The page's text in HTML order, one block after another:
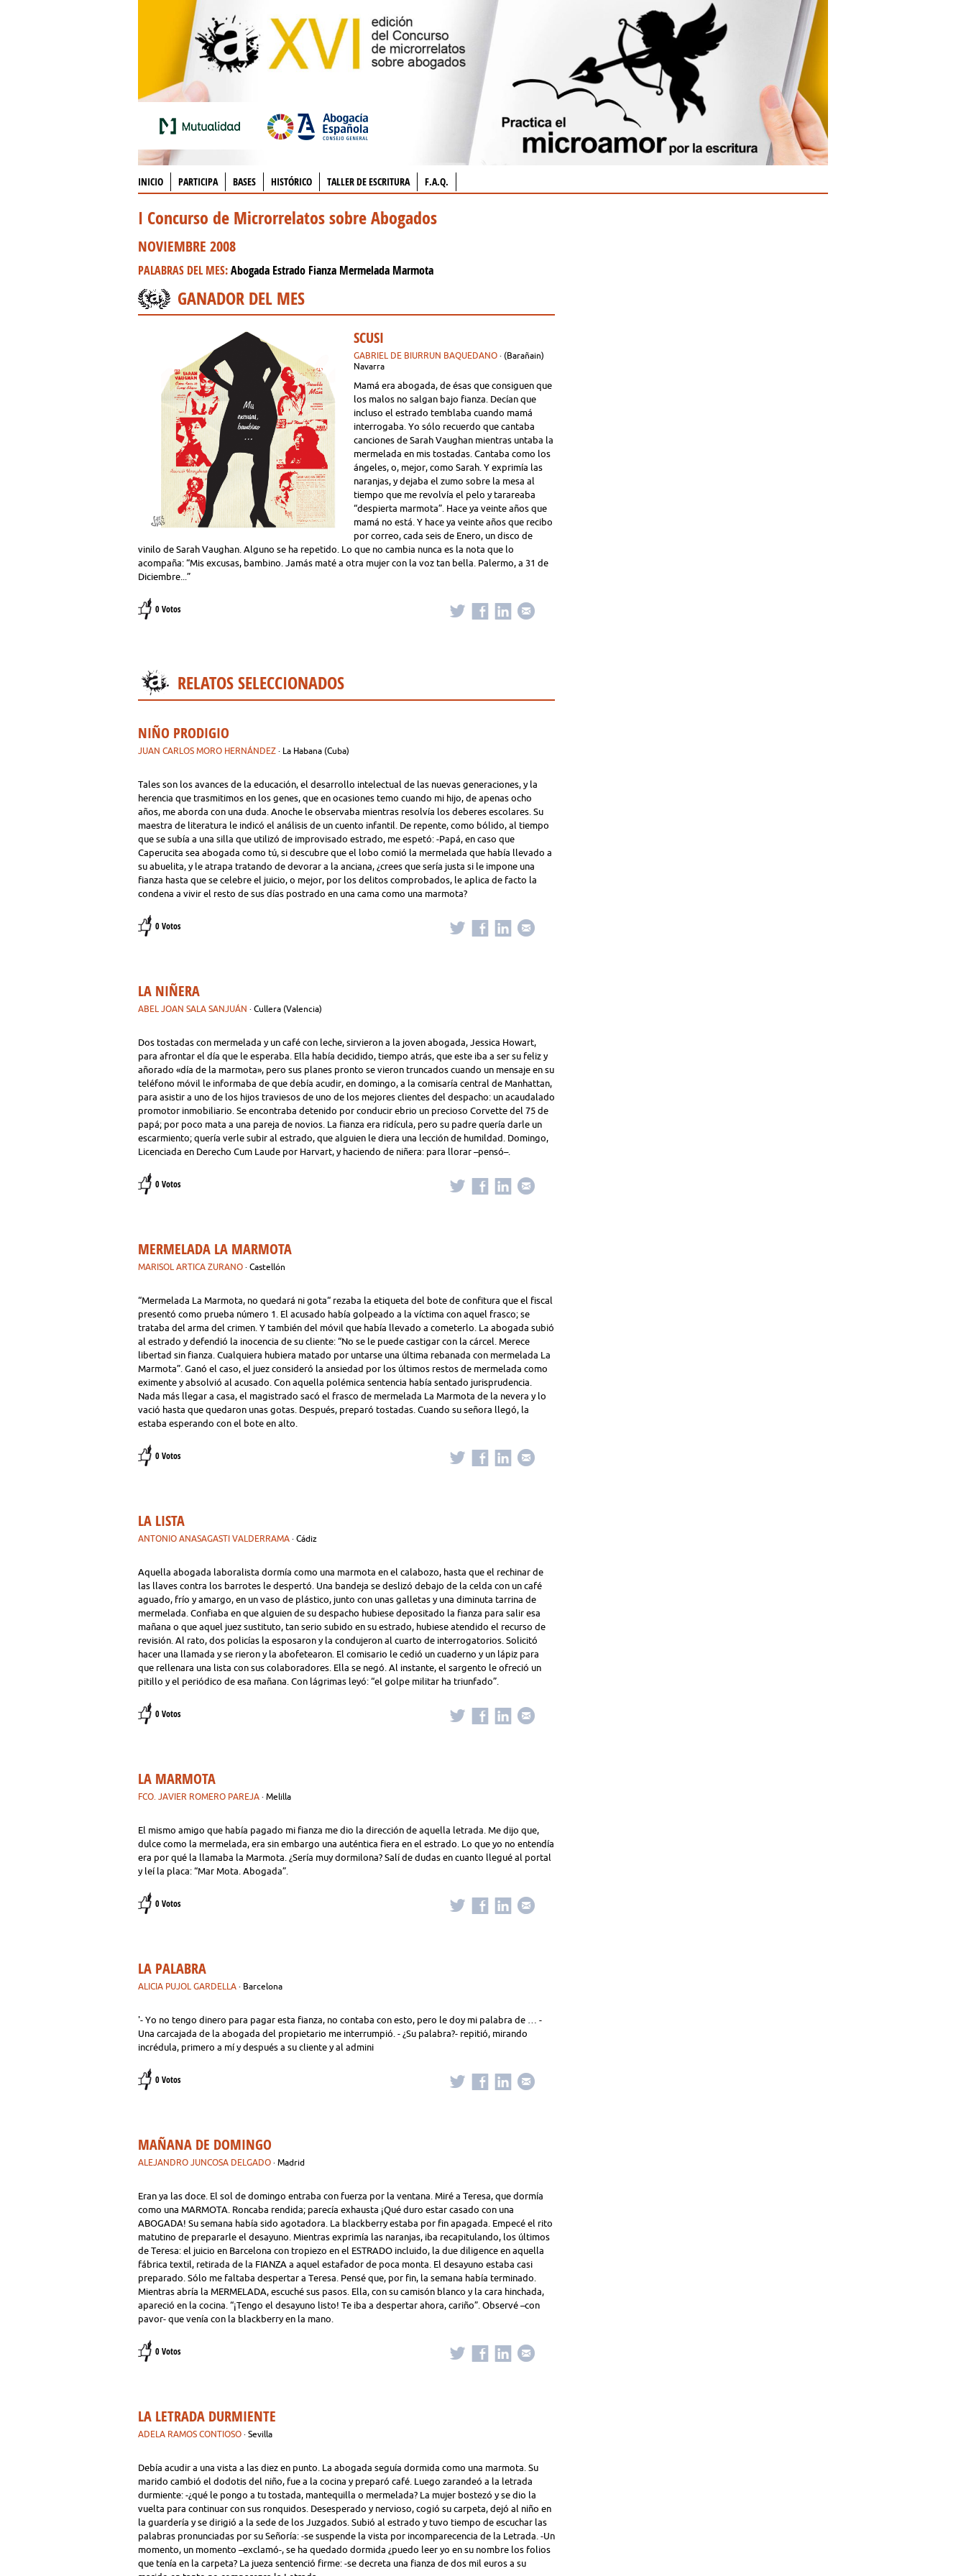
INICIO PARTICIPA BASES HISTÓRICO TALLER DE ESCRITURA F.A.Q.
I Concurso de Microrrelatos sobre Abogados
NOVIEMBRE 2008
PALABRAS DEL MES:Abogada Estrado Fianza Mermelada Marmota
GANADOR DEL MES
SCUSI
GABRIEL DE BIURRUN BAQUEDANO · (Barañain)
Navarra
Mamá era abogada, de ésas que consiguen que
los malos no salgan bajo fianza. Decían que
incluso el estrado temblaba cuando mamá
interrogaba. Yo sólo recuerdo que cantaba
canciones de Sarah Vaughan mientras untaba la
mermelada en mis tostadas. Cantaba como los
ángeles, o, mejor, como Sarah. Y exprimía las
naranjas, y dejaba el zumo sobre la mesa al
tiempo que me revolvía el pelo y tarareaba
“despierta marmota”. Hace ya veinte años que
mamá no está. Y hace ya veinte años que recibo
por correo, cada seis de Enero, un disco de
vinilo de Sarah Vaughan. Alguno se ha repetido. Lo que no cambia nunca es la nota que lo
acompaña: “Mis excusas, bambino. Jamás maté a otra mujer con la voz tan bella. Palermo, a 31 de
Diciembre...”
0 Votos
RELATOS SELECCIONADOS
NIÑO PRODIGIO
JUAN CARLOS MORO HERNÁNDEZ · La Habana (Cuba)
Tales son los avances de la educación, el desarrollo intelectual de las nuevas generaciones, y la
herencia que trasmitimos en los genes, que en ocasiones temo cuando mi hijo, de apenas ocho
años, me aborda con una duda. Anoche le observaba mientras resolvía los deberes escolares. Su
maestra de literatura le indicó el análisis de un cuento infantil. De repente, como bólido, al tiempo
que se subía a una silla que utilizó de improvisado estrado, me espetó: -Papá, en caso que
Caperucita sea abogada como tú, si descubre que el lobo comió la mermelada que había llevado a
su abuelita, y le atrapa tratando de devorar a la anciana, ¿crees que sería justa si le impone una
fianza hasta que se celebre el juicio, o mejor, por los delitos comprobados, le aplica de facto la
condena a vivir el resto de sus días postrado en una cama como una marmota?
0 Votos
LA NIÑERA
ABEL JOAN SALA SANJUÁN · Cullera (Valencia)
Dos tostadas con mermelada y un café con leche, sirvieron a la joven abogada, Jessica Howart,
para afrontar el día que le esperaba. Ella había decidido, tiempo atrás, que este iba a ser su feliz y
añorado «día de la marmota», pero sus planes pronto se vieron truncados cuando un mensaje en su
teléfono móvil le informaba de que debía acudir, en domingo, a la comisaría central de Manhattan,
para asistir a uno de los hijos traviesos de uno de los mejores clientes del despacho: un acaudalado
promotor inmobiliario. Se encontraba detenido por conducir ebrio un precioso Corvette del 75 de
papá; por poco mata a una pareja de novios. La fianza era ridícula, pero su padre quería darle un
escarmiento; quería verle subir al estrado, que alguien le diera una lección de humildad. Domingo,
Licenciada en Derecho Cum Laude por Harvart, y haciendo de niñera: para llorar –pensó–.
0 Votos
MERMELADA LA MARMOTA
MARISOL ARTICA ZURANO · Castellón
“Mermelada La Marmota, no quedará ni gota“ rezaba la etiqueta del bote de confitura que el fiscal
presentó como prueba número 1. El acusado había golpeado a la víctima con aquel frasco; se
trataba del arma del crimen. Y también del móvil que había llevado a cometerlo. La abogada subió
al estrado y defendió la inocencia de su cliente: “No se le puede castigar con la cárcel. Merece
libertad sin fianza. Cualquiera hubiera matado por untarse una última rebanada con mermelada La
Marmota”. Ganó el caso, el juez consideró la ansiedad por los últimos restos de mermelada como
eximente y absolvió al acusado. Con aquella polémica sentencia había sentado jurisprudencia.
Nada más llegar a casa, el magistrado sacó el frasco de mermelada La Marmota de la nevera y lo
vació hasta que quedaron unas gotas. Después, preparó tostadas. Cuando su señora llegó, la
estaba esperando con el bote en alto.
0 Votos
LA LISTA
ANTONIO ANASAGASTI VALDERRAMA · Cádiz
Aquella abogada laboralista dormía como una marmota en el calabozo, hasta que el rechinar de
las llaves contra los barrotes le despertó. Una bandeja se deslizó debajo de la celda con un café
aguado, frío y amargo, en un vaso de plástico, junto con unas galletas y una diminuta tarrina de
mermelada. Confiaba en que alguien de su despacho hubiese depositado la fianza para salir esa
mañana o que aquel juez sustituto, tan serio subido en su estrado, hubiese atendido el recurso de
revisión. Al rato, dos policías la esposaron y la condujeron al cuarto de interrogatorios. Solicitó
hacer una llamada y se rieron y la abofetearon. El comisario le cedió un cuaderno y un lápiz para
que rellenara una lista con sus colaboradores. Ella se negó. Al instante, el sargento le ofreció un
pitillo y el periódico de esa mañana. Con lágrimas leyó: “el golpe militar ha triunfado”.
0 Votos
LA MARMOTA
FCO. JAVIER ROMERO PAREJA · Melilla
El mismo amigo que había pagado mi fianza me dio la dirección de aquella letrada. Me dijo que,
dulce como la mermelada, era sin embargo una auténtica fiera en el estrado. Lo que yo no entendía
era por qué la llamaba la Marmota. ¿Sería muy dormilona? Salí de dudas en cuanto llegué al portal
y leí la placa: “Mar Mota. Abogada”.
0 Votos
LA PALABRA
ALICIA PUJOL GARDELLA · Barcelona
'- Yo no tengo dinero para pagar esta fianza, no contaba con esto, pero le doy mi palabra de … -
Una carcajada de la abogada del propietario me interrumpió. - ¿Su palabra?- repitió, mirando
incrédula, primero a mí y después a su cliente y al admini
0 Votos
MAÑANA DE DOMINGO
ALEJANDRO JUNCOSA DELGADO · Madrid
Eran ya las doce. El sol de domingo entraba con fuerza por la ventana. Miré a Teresa, que dormía
como una MARMOTA. Roncaba rendida; parecía exhausta ¡Qué duro estar casado con una
ABOGADA! Su semana había sido agotadora. La blackberry estaba por fin apagada. Empecé el rito
matutino de prepararle el desayuno. Mientras exprimía las naranjas, iba recapitulando, los últimos
de Teresa: el juicio en Barcelona con tropiezo en el ESTRADO incluido, la due diligence en aquella
fábrica textil, retirada de la FIANZA a aquel estafador de poca monta. El desayuno estaba casi
preparado. Sólo me faltaba despertar a Teresa. Pensé que, por fin, la semana había terminado.
Mientras abría la MERMELADA, escuché sus pasos. Ella, con su camisón blanco y la cara hinchada,
apareció en la cocina. “¡Tengo el desayuno listo! Te iba a despertar ahora, cariño”. Observé –con
pavor- que venía con la blackberry en la mano.
0 Votos
LA LETRADA DURMIENTE
ADELA RAMOS CONTIOSO · Sevilla
Debía acudir a una vista a las diez en punto. La abogada seguía dormida como una marmota. Su
marido cambió el dodotis del niño, fue a la cocina y preparó café. Luego zarandeó a la letrada
durmiente: -¿qué le pongo a tu tostada, mantequilla o mermelada? La mujer bostezó y se dio la
vuelta para continuar con sus ronquidos. Desesperado y nervioso, cogió su carpeta, dejó al niño en
la guardería y se dirigió a la sede de los Juzgados. Subió al estrado y tuvo tiempo de escuchar las
palabras pronunciadas por su Señoría: -se suspende la vista por incomparecencia de la Letrada. -Un
momento, un momento –exclamó-, se ha quedado dormida ¿puedo leer yo en su nombre los folios
que tenía en la carpeta? La jueza sentenció firme: -se decreta una fianza de dos mil euros a su